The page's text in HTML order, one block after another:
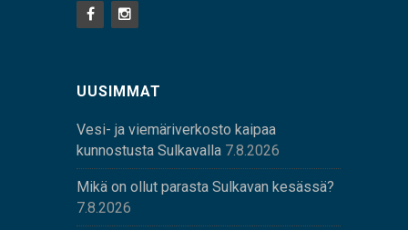
UUSIMMAT
Vesi- ja viemäriverkosto kaipaa
kunnostusta Sulkavalla 7.8.2026
Mikä on ollut parasta Sulkavan kesässä?
7.8.2026